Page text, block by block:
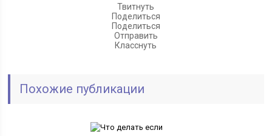
Твитнуть
Поделиться
Поделиться
Отправить
Класснуть
Похожие публикации